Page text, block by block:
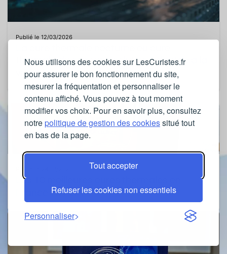
Nous utilisons des cookies sur LesCuristes.fr
pour assurer le bon fonctionnement du site,
mesurer la fréquentation et personnaliser le
contenu affiché. Vous pouvez à tout moment
modifier vos choix. Pour en savoir plus, consultez
notrepolitique de gestion des cookiessitué tout
en bas de la page.
Tout accepter
Refuser les cookies non essentiels
Personnaliser
Publié le 12/03/2026
thermale du soir : une solution adaptée à la
vie active
Les 10 meilleures cures thermales en
France en 2026